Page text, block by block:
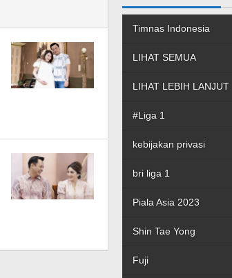
Timnas Indonesia
LIHAT SEMUA
LIHAT LEBIH LANJUT
#Liga 1
kebijakan privasi
bri liga 1
Piala Asia 2023
Shin Tae Yong
Fuji